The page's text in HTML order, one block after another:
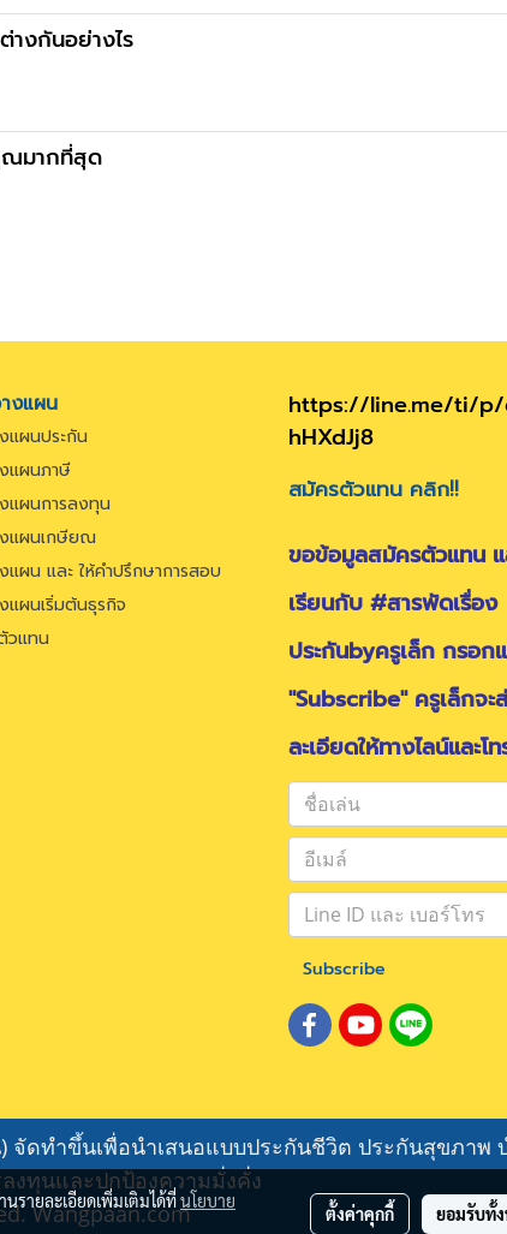
งกันอย่างไร
ณมากที่สุด
งแผน
แผนประกัน
แผนภาษี
แผนการลงทุน
งแผนเกษียณ
แผน และ ให้คำปรึกษาการสอบ
แผนเริ่มต้นธุรกิจ
วแทน
https://line.me/ti/p/
hHXdJj8
สมัครตัวแทน คลิก!!
ขอข้อมูลสมัครตัวแทน
เรียนกับ #สารพัดเรื่อง
ประกันbyครูเล็ก กรอก
"Subscribe" ครูเล็กจะ
ละเอียดให้ทางไลน์และโ
Subscribe
จัดทำขึ้นเพื่อนำเสนอแบบประกันชีวิต ประกันสุขภาพ
งทุนและปกป้องความมั่งคั่ง
Wangpaan.com
รายละเอียดเพิ่มเติมได้ที่นโยบาย
ตั้งค่าคุกกี้ ยอมรับทั้